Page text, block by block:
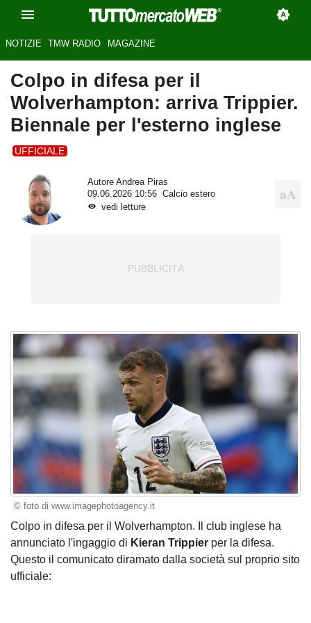
NOTIZIE TMW RADIO MAGAZINE
Colpo in difesa per il
Wolverhampton: arriva Trippier.
Biennale per l'esterno inglese
UFFICIALE
Autore Andrea Piras
09.06.2026 10:56
Calcio estero
vedi letture
© foto di www.imagephotoagency.it
Colpo in difesa per il Wolverhampton. Il club inglese ha
annunciato l'ingaggio di Kieran Trippier per la difesa.
Questo il comunicato diramato dalla società sul proprio sito
ufficiale: